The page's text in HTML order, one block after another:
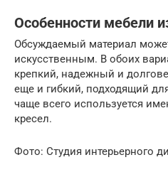
Особенности мебели
Обсуждаемый материал
искусственным. В обоих
крепкий, надежный и
еще и гибкий, подходящий
чаще всего используется
кресел.
Фото: Студия интерьерного